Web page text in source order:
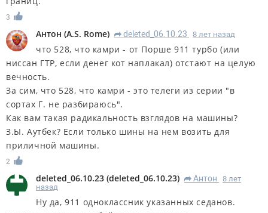
3
Антон (A.S. Rome) R deleted_06.10.23 8 лет назад
что 528, что камри - от Порше 911 турбо (или
ниссан ГТР, если денег кот наплакал) отстают на целую
вечность.
За сим, что 528, что камри - это телеги из серии "в
сортах Г. не разбираюсь".
Как вам такая радикальность взглядов на машины?
З.Ы. Аутбек? Если только шины на нем возить для
приличной машины.
2
deleted_06.10.23 (deleted_06.10.23) R Антон
8 лет
назад
Ну да, 911 одноклассник указанных седанов.